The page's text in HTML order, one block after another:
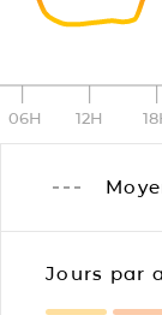
06H 12H
Jours par